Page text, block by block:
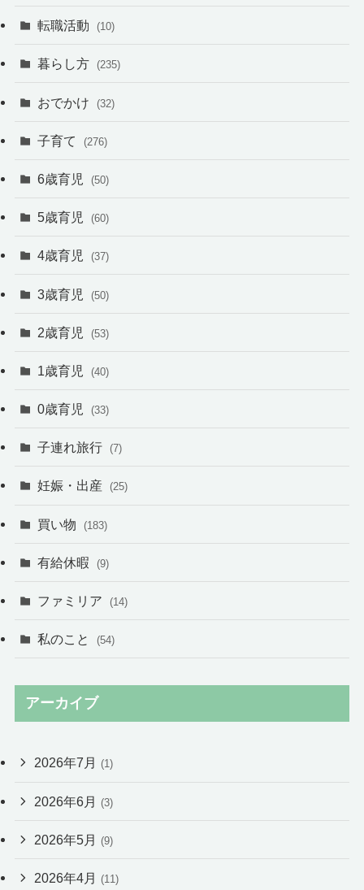
転職活動 (10)
暮らし方 (235)
おでかけ (32)
子育て (276)
6歳育児 (50)
5歳育児 (60)
4歳育児 (37)
3歳育児 (50)
2歳育児 (53)
1歳育児 (40)
0歳育児 (33)
子連れ旅行 (7)
妊娠・出産 (25)
買い物 (183)
有給休暇 (9)
ファミリア (14)
私のこと (54)
アーカイブ
2026年7月 (1)
2026年6月 (3)
2026年5月 (9)
2026年4月 (11)